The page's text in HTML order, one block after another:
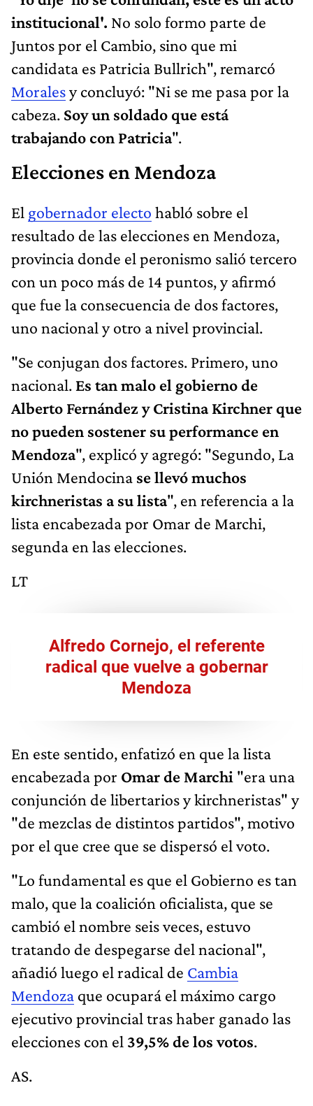
institucional'. No solo formo parte de
Juntos por el Cambio, sino que mi
candidata es Patricia Bullrich", remarcó
Moralesy concluyó: "Ni se me pasa por la
cabeza. Soy un soldado que está
trabajando con Patricia".
Elecciones en Mendoza
El gobernador electo habló sobre el
resultado de las elecciones en Mendoza,
provincia donde el peronismo salió tercero
con un poco más de 14 puntos, y afirmó
que fue la consecuencia de dos factores,
uno nacional y otro a nivel provincial.
"Se conjugan dos factores. Primero, uno
nacional. Es tan malo el gobierno de
Alberto Fernández y Cristina Kirchner que
no pueden sostener su performance en
Mendoza", explicó y agregó: "Segundo, La
Unión Mendocina se llevó muchos
kirchneristas a su lista", en referencia a la
lista encabezada por Omar de Marchi,
segunda en las elecciones.
LT
Alfredo Cornejo, el referente
radical que vuelve a gobernar
Mendoza
En este sentido, enfatizó en que la lista
encabezada por Omar de Marchi "era una
conjunción de libertarios y kirchneristas" y
"de mezclas de distintos partidos", motivo
por el que cree que se dispersó el voto.
"Lo fundamental es que el Gobierno es tan
malo, que la coalición oficialista, que se
cambió el nombre seis veces, estuvo
tratando de despegarse del nacional",
añadió luego el radical de Cambia
Mendoza que ocupará el máximo cargo
ejecutivo provincial tras haber ganado las
elecciones con el 39,5% de los votos.
AS.